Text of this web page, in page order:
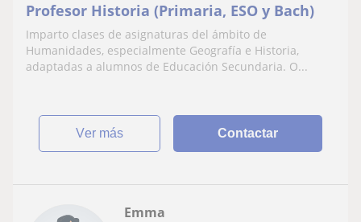
Profesor Historia (Primaria, ESO y Bach)
Imparto clases de asignaturas del ámbito de
Humanidades, especialmente Geografía e Historia,
adaptadas a alumnos de Educación Secundaria. O...
ver más Contactar
Emma